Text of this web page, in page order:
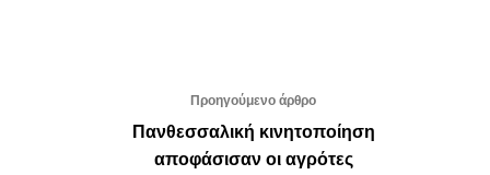
Προηγούμενο άρθρο
Πανθεσσαλική κινητοποίηση
αποφάσισαν οι αγρότες